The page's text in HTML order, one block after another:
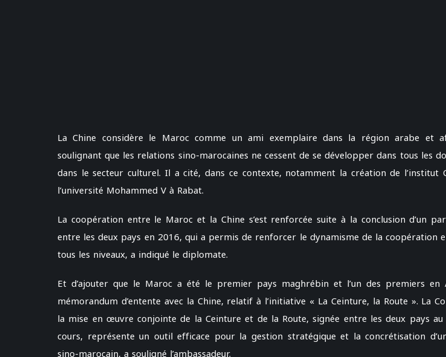
La Chine considère le Maroc comme un ami exemplaire dans la région arabe et
soulignant que les relations sino-marocaines ne cessent de se développer dans tous les
dans le secteur culturel. Il a cité, dans ce contexte, notamment la création de l’institut
l’université Mohammed V à Rabat.
La coopération entre le Maroc et la Chine s’est renforcée suite à la conclusion d’un
entre les deux pays en 2016, qui a permis de renforcer le dynamisme de la coopération
tous les niveaux, a indiqué le diplomate.
Et d’ajouter que le Maroc a été le premier pays maghrébin et l’un des premiers
mémorandum d’entente avec la Chine, relatif à l’initiative « La Ceinture, la Route ». La
la mise en œuvre conjointe de la Ceinture et de la Route, signée entre les deux pays au
cours, représente un outil efficace pour la gestion stratégique et la concrétisation